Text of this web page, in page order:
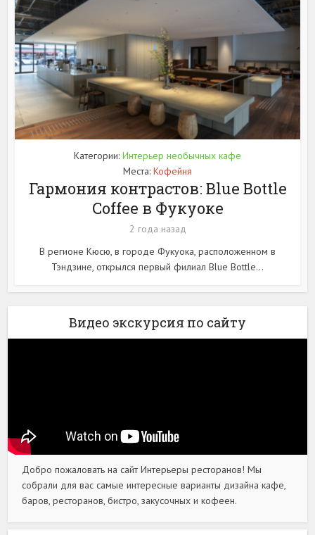
Категории: Интерьер необычных кафе
Места: Кофейня
Гармония контрастов: Blue Bottle
Coffee в Фукуоке
2 года назад
В регионе Кюсю, в городе Фукуока, расположенном в
Тэндзине, открылся первый филиал Blue Bottle...
Видео экскурсия по сайту
Добро пожаловать на сайт Интерьеры ресторанов! Мы
собрали для вас самые интересные варианты дизайна кафе,
баров, ресторанов, бистро, закусочных и кофеен.